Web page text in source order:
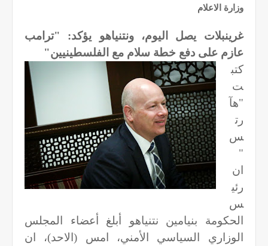
وزارة الاعلام
غرينبلات يصل اليوم، ونتنياهو يؤكد: "ترامب
عازم على دفع خطة سلام مع الفلسطينيين"
كتب
ت
"هآ
رت
س
"
ان
رئي
س
الحكومة بنيامين نتنياهو أبلغ أعضاء المجلس
الوزاري السياسي الأمني، امس (الاحد)، ان